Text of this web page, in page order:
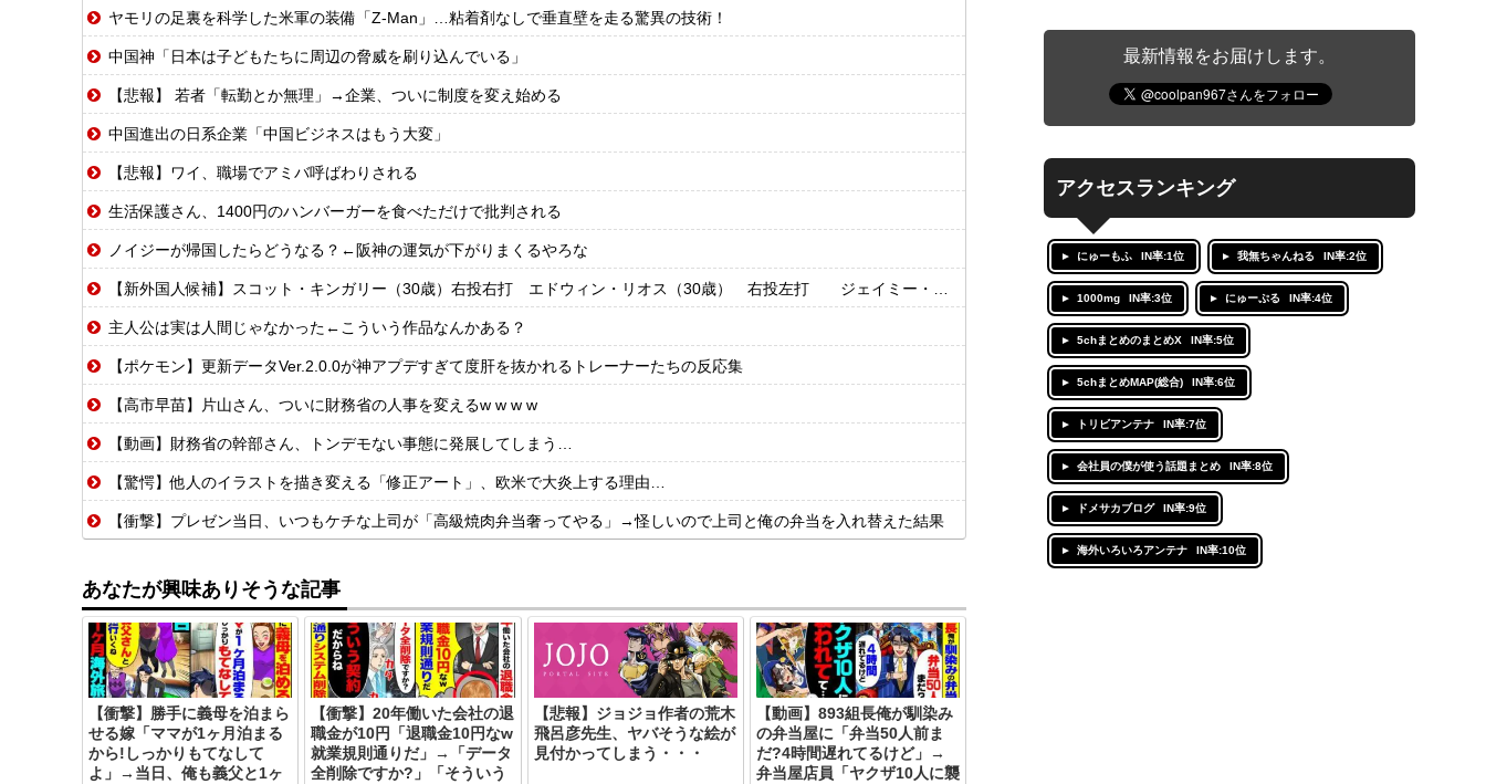
ヤモリの足裏を科学した米軍の装備「Z-Man」…粘着剤なしで垂直壁を走る驚異の技術！
中国神「日本は子どもたちに周辺の脅威を刷り込んでいる」
【悲報】 若者「転勤とか無理」→企業、ついに制度を変え始める
中国進出の日系企業「中国ビジネスはもう大変」
【悲報】ワイ、職場でアミバ呼ばわりされる
生活保護さん、1400円のハンバーガーを食べただけで批判される
ノイジーが帰国したらどうなる？←阪神の運気が下がりまくるやろな
【新外国人候補】スコット・キンガリー（30歳）右投右打 エドウィン・リオス（30歳） 右投左打 ジェイミー・ウェストブルック（29歳） 右投右打
主人公は実は人間じゃなかった←こういう作品なんかある？
【ポケモン】更新データVer.2.0.0が神アプデすぎて度肝を抜かれるトレーナーたちの反応集
【高市早苗】片山さん、ついに財務省の人事を変えるw w w w
【動画】財務省の幹部さん、トンデモない事態に発展してしまう…
【驚愕】他人のイラストを描き変える「修正アート」、欧米で大炎上する理由…
【衝撃】プレゼン当日、いつもケチな上司が「高級焼肉弁当奢ってやる」→怪しいので上司と俺の弁当を入れ替えた結果
あなたが興味ありそうな記事
【衝撃】勝手に義母を泊まら
せる嫁「ママが1ヶ月泊まる
から!しっかりもてなして
よ」→当日、俺も義父と1ヶ
【衝撃】20年働いた会社の退
職金が10円「退職金10円なw
就業規則通りだ」→「データ
全削除ですか?」「そういう
【悲報】ジョジョ作者の荒木
飛呂彦先生、ヤバそうな絵が
見付かってしまう・・・
【動画】893組長俺が馴染み
の弁当屋に「弁当50人前ま
だ?4時間遅れてるけど」→
弁当屋店員「ヤクザ10人に襲
最新情報をお届けします。
アクセスランキング
にゅーもふ IN率:1位 我無ちゃんねる IN率:2位
1000mg IN率:3位 にゅーぷる IN率:4位
5chまとめのまとめX IN率:5位
5chまとめMAP(総合) IN率:6位
トリビアンテナ IN率:7位
会社員の僕が使う話題まとめ IN率:8位
ドメサカブログ IN率:9位
海外いろいろアンテナ IN率:10位